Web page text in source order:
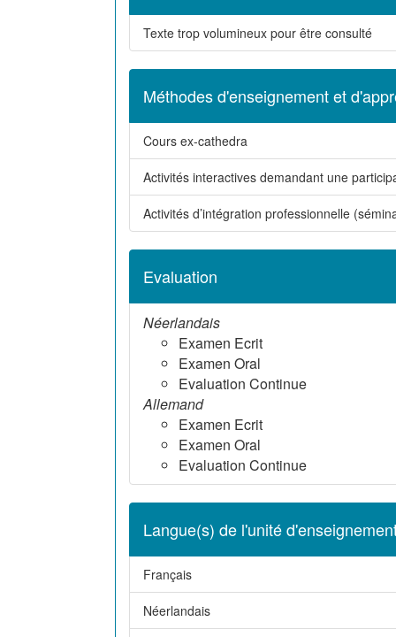
Texte trop volumineux pour être consulté
Méthodes d'enseignement et
Cours ex-cathedra
Activités interactives demandant une
Activités d’intégration professionnelle
Evaluation
Néerlandais
Examen Ecrit
Examen Oral
Evaluation Continue
Allemand
Examen Ecrit
Examen Oral
Evaluation Continue
Langue(s) de l'unité
Français
Néerlandais